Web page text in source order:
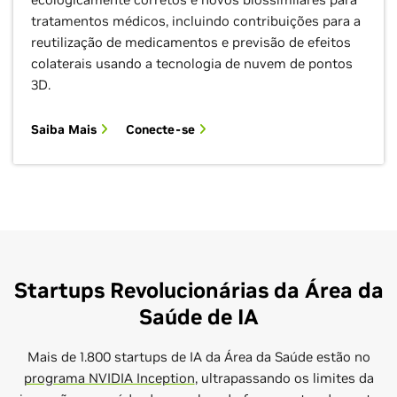
tratamentos médicos, incluindo contribuições para a
reutilização de medicamentos e previsão de efeitos
colaterais usando a tecnologia de nuvem de pontos
3D.
Saiba Mais Conecte-se
Startups Revolucionárias da Área da
Saúde de IA
Mais de 1.800 startups de IA da Área da Saúde estão no
programa NVIDIA Inception, ultrapassando os limites da